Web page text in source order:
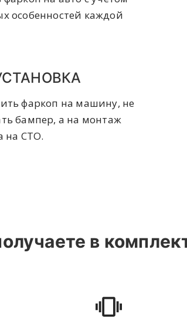
особенностей каждой
фаркоп на машину, не
бампер, а на монтаж
на СТО.
в